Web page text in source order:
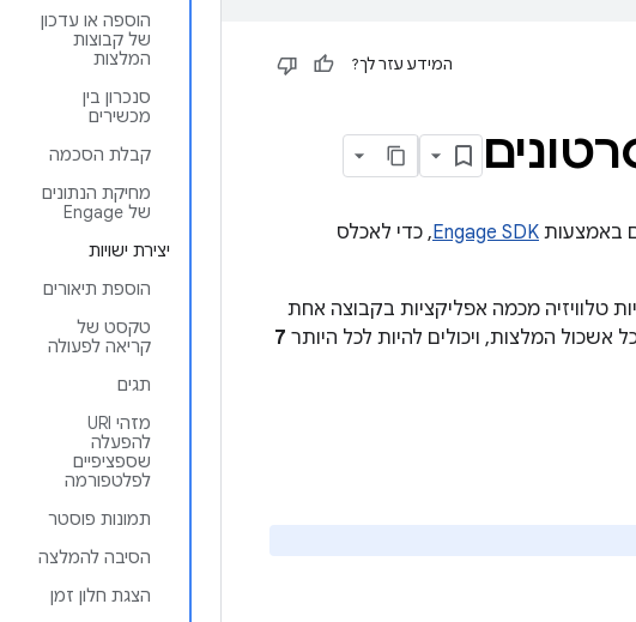
הוספה או עדכון
של קבוצות
המלצות
סנכרון בין
מכשירים
קבלת הסכמה
מחיקת הנתונים
של Engage
יצירת ישויות
הוספת תיאורים
טקסט של
קריאה לפעולה
תגים
מזהי URI
להפעלה
שספציפיים
לפלטפורמה
תמונות פוסטר
הסיבה להמלצה
הצגת חלון זמן
המידע עזר לך?
באמצעות Engage SDK, כדי לאכלס
טלוויזיה מכמה אפליקציות בקבוצה אחת
אשכול המלצות, ויכולים להיות לכל היותר 7